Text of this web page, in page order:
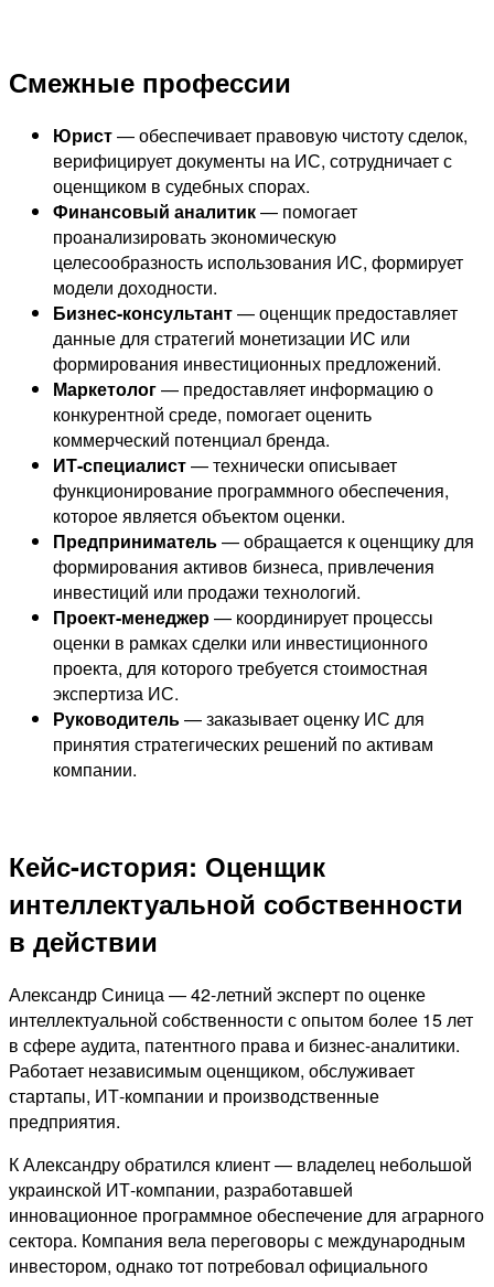
Смежные профессии
Юрист— обеспечивает правовую чистоту сделок,
верифицирует документы на ИС, сотрудничает с
оценщиком в судебных спорах.
Финансовый аналитик— помогает
проанализировать экономическую
целесообразность использования ИС, формирует
модели доходности.
Бизнес-консультант— оценщик предоставляет
данные для стратегий монетизации ИС или
формирования инвестиционных предложений.
Маркетолог— предоставляет информацию о
конкурентной среде, помогает оценить
коммерческий потенциал бренда.
ИТ-специалист— технически описывает
функционирование программного обеспечения,
которое является объектом оценки.
Предприниматель— обращается к оценщику для
формирования активов бизнеса, привлечения
инвестиций или продажи технологий.
Проект-менеджер— координирует процессы
оценки в рамках сделки или инвестиционного
проекта, для которого требуется стоимостная
экспертиза ИС.
Руководитель— заказывает оценку ИС для
принятия стратегических решений по активам
компании.
Кейс-история: Оценщик
интеллектуальной собственности
в действии
Александр Синица — 42-летний эксперт по оценке
интеллектуальной собственности с опытом более 15 лет
в сфере аудита, патентного права и бизнес-аналитики.
Работает независимым оценщиком, обслуживает
стартапы, ИТ-компании и производственные
предприятия.
К Александру обратился клиент — владелец небольшой
украинской ИТ-компании, разработавшей
инновационное программное обеспечение для аграрного
сектора. Компания вела переговоры с международным
инвестором, однако тот потребовал официального